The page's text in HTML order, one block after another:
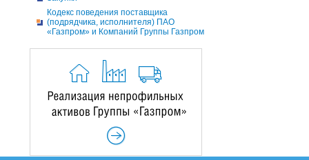
Кодекс поведения поставщика
(подрядчика, исполнителя) ПАО
«Газпром» и Компаний Группы Газпром